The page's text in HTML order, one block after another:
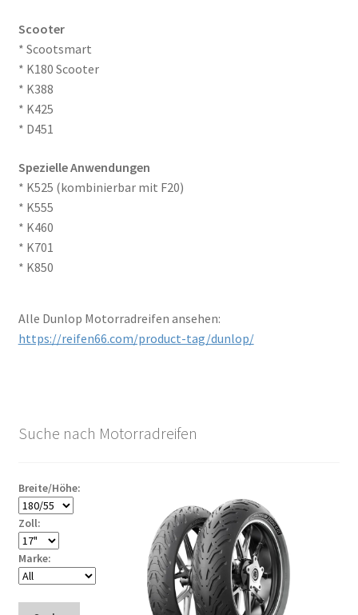
Scooter
* Scootsmart
* K180 Scooter
* K388
* K425
* D451
Spezielle Anwendungen
* K525 (kombinierbar mit F20)
* K555
* K460
* K701
* K850
Alle Dunlop Motorradreifen ansehen:
https://reifen66.com/product-tag/dunlop/
Suche nach Motorradreifen
Breite/Höhe:
Zoll:
Marke: